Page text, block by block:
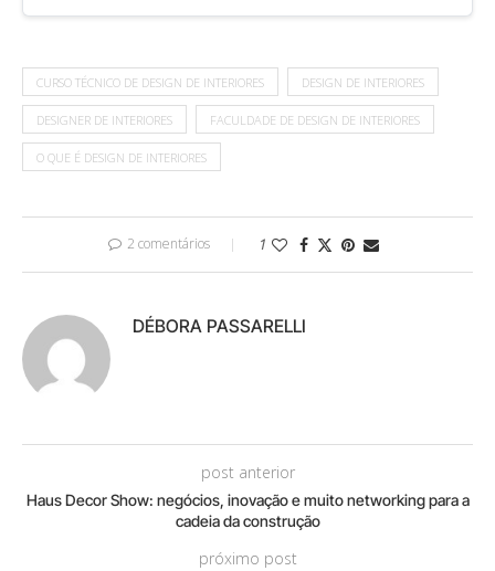
CURSO TÉCNICO DE DESIGN DE INTERIORES DESIGN DE INTERIORES
DESIGNER DE INTERIORES FACULDADE DE DESIGN DE INTERIORES
O QUE É DESIGN DE INTERIORES
2 comentários 1
DÉBORA PASSARELLI
post anterior
Haus Decor Show: negócios, inovação e muito networking para a
cadeia da construção
próximo post